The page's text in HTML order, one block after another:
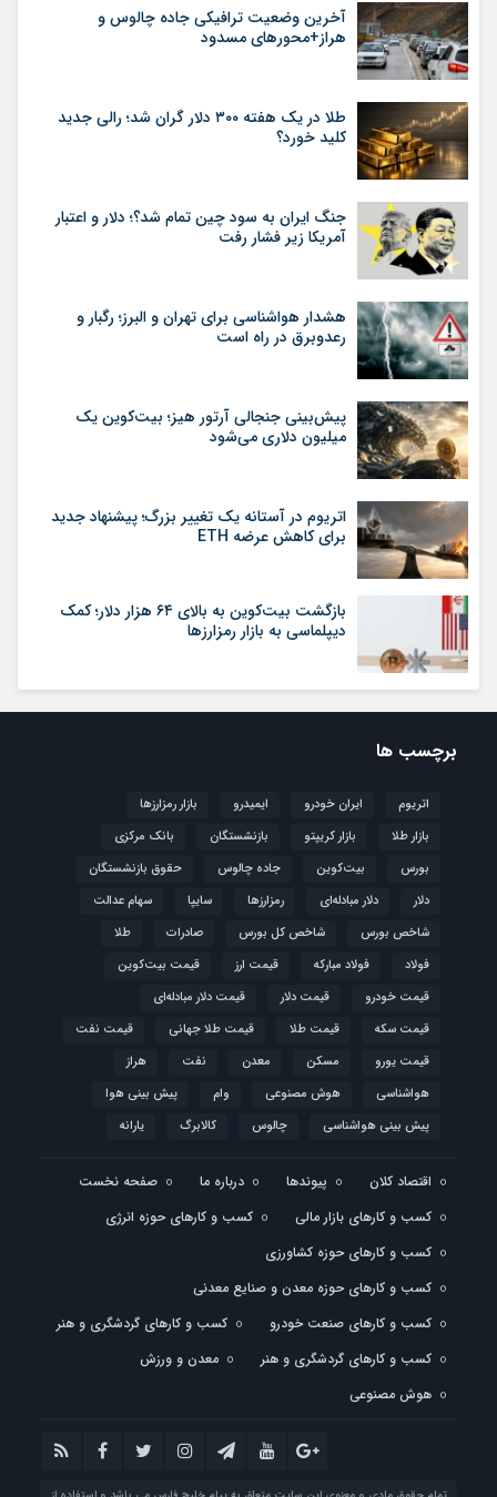
آخرین وضعیت ترافیکی جاده چالوس و
هراز+محورهای مسدود
طلا در یک هفته ۳۰۰ دلار گران شد؛ رالی جدید
کلید خورد؟
جنگ ایران به سود چین تمام شد؟؛ دلار و اعتبار
آمریکا زیر فشار رفت
هشدار هواشناسی برای تهران و البرز؛ رگبار و
رعدوبرق در راه است
پیش‌بینی جنجالی آرتور هیز؛ بیت‌کوین یک
میلیون دلاری می‌شود
اتریوم در آستانه یک تغییر بزرگ؛ پیشنهاد جدید
برای کاهش عرضه ETH
بازگشت بیت‌کوین به بالای ۶۴ هزار دلار؛ کمک
دیپلماسی به بازار رمزارزها
برچسب ها
اتریوم ایران خودرو ایمیدرو
بازار رمزارزها
بازار طلا
بازار کریپتو بازنشستگان
بانک مرکزی
بورس
بیت‌کوین جاده چالوس
حقوق بازنشستگان
دلار
دلار مبادله‌ای رمزارزها سایپا
سهام عدالت
شاخص بورس
شاخص کل بورس صادرات
طلا
فولاد
فولاد مبارکه قیمت ارز
قیمت بیت‌کوین
قیمت خودرو
قیمت دلار
قیمت دلار مبادله‌ای
قیمت سکه
قیمت طلا قیمت طلا جهانی
قیمت نفت
قیمت یورو
مسکن معدن نفت
هراز
هواشناسی
هوش مصنوعی وام
پیش بینی هوا
پیش بینی هواشناسی
چالوس کالابرگ یارانه
اقتصاد کلان پیوندها درباره ما
صفحه نخست
کسب و کارهای بازار مالی
کسب و کارهای حوزه انرژی
کسب و کارهای حوزه کشاورزی
کسب و کارهای حوزه معدن و صنایع معدنی
کسب و کارهای صنعت خودرو
کسب و کارهای گردشگری و هنر
کسب و کارهای گردشگری و هنر
معدن و ورزش
هوش مصنوعی